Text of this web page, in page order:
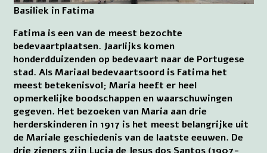
Basiliek in Fatima
Fatima is een van de meest bezochte
bedevaartplaatsen. Jaarlijks komen
honderdduizenden op bedevaart naar de Portugese
stad. Als Mariaal bedevaartsoord is Fatima het
meest betekenisvol; Maria heeft er heel
opmerkelijke boodschappen en waarschuwingen
gegeven. Het bezoeken van Maria aan drie
herderskinderen in 1917 is het meest belangrijke uit
de Mariale geschiedenis van de laatste eeuwen. De